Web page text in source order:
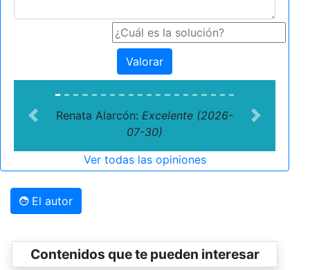
Valorar
Renata Alarcón: Excelente (2026-
07-30)
Previous Next
Ver todas las opiniones
El autor
Contenidos que te pueden interesar